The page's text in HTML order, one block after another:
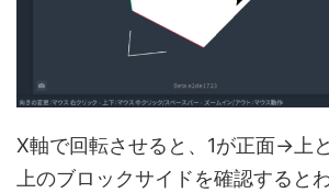
X軸で回転させると、1が正面→上
上のブロックサイドを確認すると